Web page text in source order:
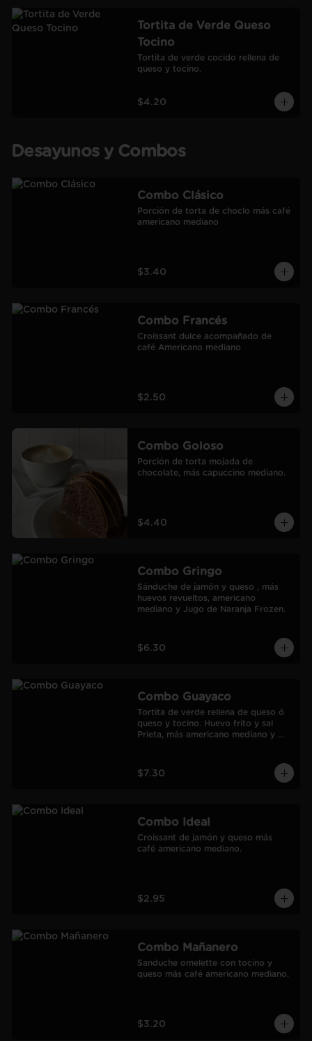
Tortita de Verde Queso
Tocino
Tortita de verde cocido rellena de
queso y tocino.
$4.20
Desayunos y Combos
Combo Clásico
Porción de torta de choclo más café
americano mediano
$3.40
Combo Francés
Croissant dulce acompañado de
café Americano mediano
$2.50
Combo Goloso
Porción de torta mojada de
chocolate, más capuccino mediano.
$4.40
Combo Gringo
Sánduche de jamón y queso , más
huevos revueltos, americano
mediano y Jugo de Naranja Frozen.
$6.30
Combo Guayaco
Tortita de verde rellena de queso ó
queso y tocino. Huevo frito y sal
Prieta, más americano mediano y
$7.30
Combo Ideal
Croissant de jamón y queso más
café americano mediano.
$2.95
Combo Mañanero
Sanduche omelette con tocino y
queso más café americano mediano.
$3.20